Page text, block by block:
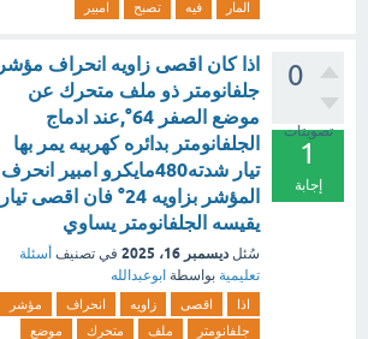
المار
فيه تصبح امبير
0
تصويتات
1
إجابة
اذا كان اقصى زاويه انحراف مؤشر
جلفانومتر ذو ملف متحرك عن
موضع الصفر 64°,عند ادماج
الجلفانومتر بدائره كهربيه يمر بها
تيار شدته480مايكرو امبير انحرف
المؤشر بزاويه 24° فان اقصى تيار
يقيسه الجلفانومتر يساوي
سُئل ديسمبر 16، 2025 في تصنيف أسئلة
تعليمية بواسطة ابوعبدالله
اذا اقصى زاويه انحراف
مؤشر
جلفانومتر
ملف متحرك
موضع